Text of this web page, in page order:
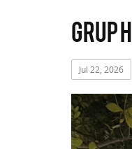
Grup
Jul 22, 2026